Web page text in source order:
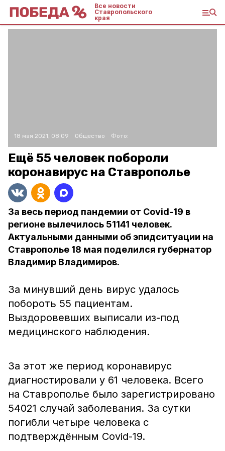
Все новости
Ставропольского
края
18 мая 2021, 08:09 Общество Фото:
Ещё 55 человек побороли
коронавирус на Ставрополье
За весь период пандемии от Covid-19 в
регионе вылечилось 51141 человек.
Актуальными данными об эпидситуации на
Ставрополье 18 мая поделился губернатор
Владимир Владимиров.
За минувший день вирус удалось
побороть 55 пациентам.
Выздоровевших выписали из-под
медицинского наблюдения.
За этот же период коронавирус
диагностировали у 61 человека. Всего
на Ставрополье было зарегистрировано
54021 случай заболевания. За сутки
погибли четыре человека с
подтверждённым Covid-19.